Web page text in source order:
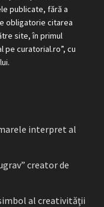
publicate, fără a
obligatorie citarea
site, în primul
pe curatorial.ro”, cu
interpret al
creator de
al creativităţii